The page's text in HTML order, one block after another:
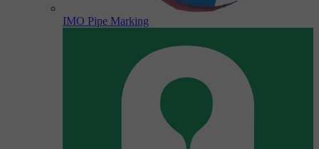
IMO Pipe Marking